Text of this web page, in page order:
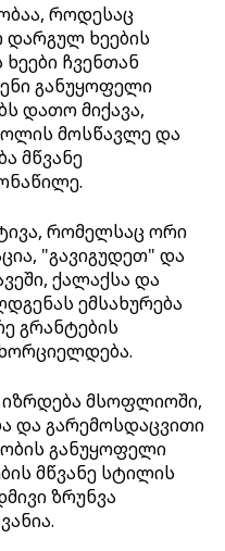
როდესაც
დარგულ ხეების
ჩვენთან
განუყოფელი
დათო მიქავა,
მოსწავლე და
მწვანე
რომელსაც ორი
"გავიგუდეთ" და
ქალაქსა და
ემსახურება
გრანტების
მსოფლიოში,
და გარემოსდაცვითი
განუყოფელი
მწვანე სტილის
ზრუნვა